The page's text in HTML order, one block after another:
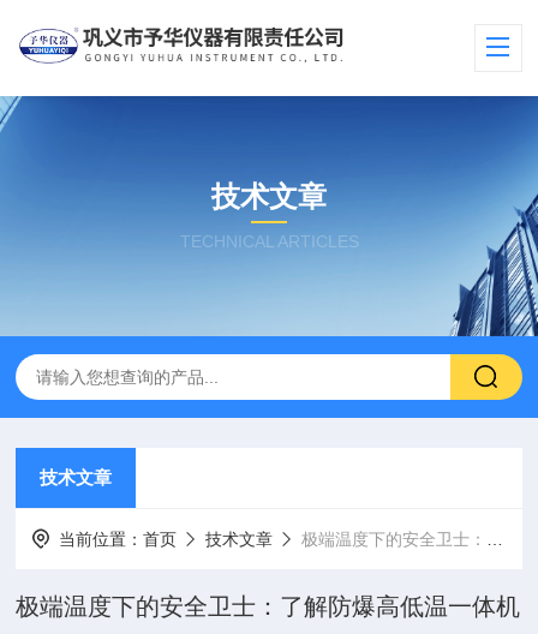
技术文章
TECHNICAL ARTICLES
技术文章
当前位置：首页 技术文章 极端温度下的安全卫士：了解防爆高低温一体机
极端温度下的安全卫士：了解防爆高低温一体机